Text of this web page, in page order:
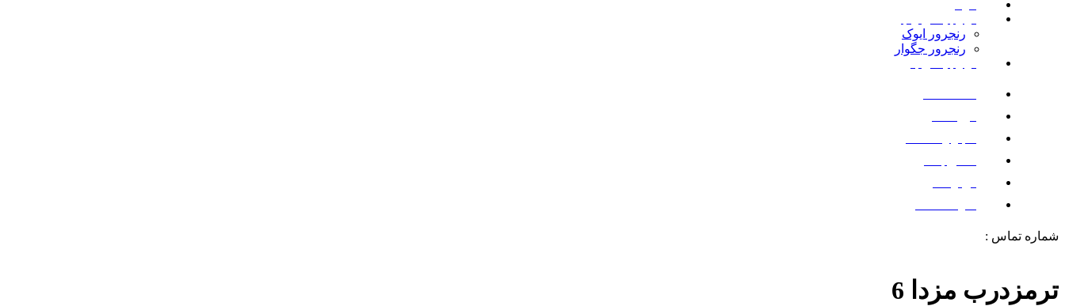
رنجرور ایوک
رنجرور جگوار
شماره تماس :
ترمزدرب مزدا 6